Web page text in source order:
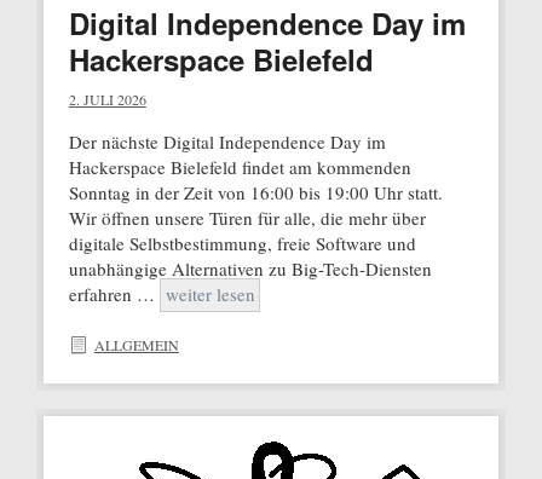
Digital Independence Day im
Hackerspace Bielefeld
2. JULI 2026
Der nächste Digital Independence Day im
Hackerspace Bielefeld findet am kommenden
Sonntag in der Zeit von 16:00 bis 19:00 Uhr statt.
Wir öffnen unsere Türen für alle, die mehr über
digitale Selbstbestimmung, freie Software und
unabhängige Alternativen zu Big-Tech-Diensten
erfahren … weiter lesen
ALLGEMEIN